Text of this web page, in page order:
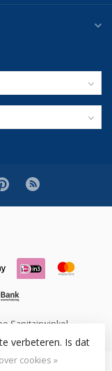
Sanitairwinkel
[rating]/10
verbeteren. Is dat
cookies »